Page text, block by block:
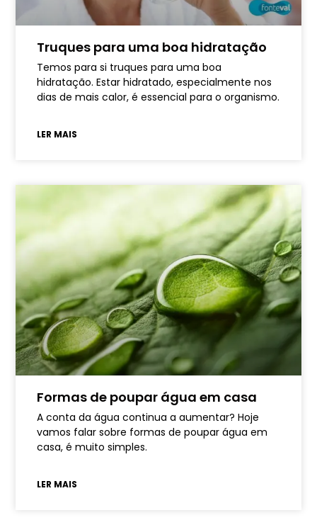
Truques para uma boa hidratação
Temos para si truques para uma boa
hidratação. Estar hidratado, especialmente nos
dias de mais calor, é essencial para o organismo.
LER MAIS
Formas de poupar água em casa
A conta da água continua a aumentar? Hoje
vamos falar sobre formas de poupar água em
casa, é muito simples.
LER MAIS